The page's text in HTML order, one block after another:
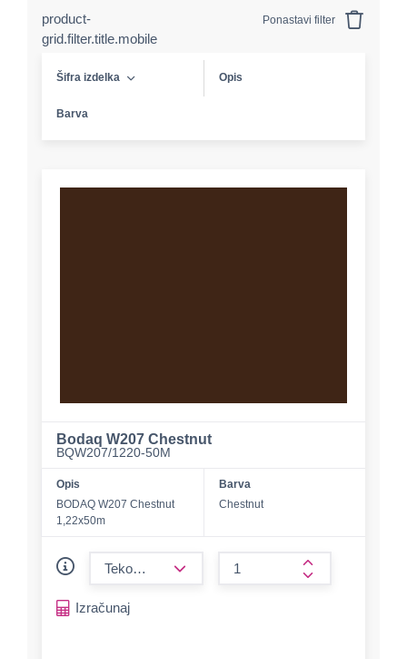
product-
grid.filter.title.mobile
Ponastavi filter
Šifra izdelka Opis
Barva
Bodaq W207 Chestnut
BQW207/1220-50M
Opis
BODAQ W207 Chestnut
1,22x50m
Barva
Chestnut
form.increase-
Izračunaj